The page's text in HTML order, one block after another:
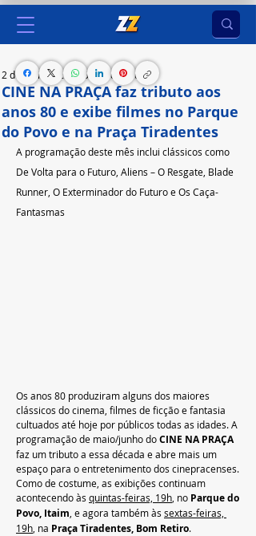
CINE NA PRAÇA faz tributo aos
anos 80 e exibe filmes no Parque
do Povo e na Praça Tiradentes
2 de mai. de 2023 3 min de leitura
A programação deste mês inclui clássicos como
De Volta para o Futuro, Aliens – O Resgate, Blade
Runner, O Exterminador do Futuro e Os Caça-
Fantasmas
Os anos 80 produziram alguns dos maiores
clássicos do cinema, filmes de ficção e fantasia
cultuados até hoje por públicos todas as idades. A
programação de maio/junho do CINE NA PRAÇA
faz um tributo a essa década e abre mais um
espaço para o entretenimento dos cinepracenses.
Como de costume, as exibições continuam
acontecendo às quintas-feiras, 19h , no Parque do
Povo, Itaim , e agora também às sextas-feiras,
19h , na Praça Tiradentes, Bom Retiro.